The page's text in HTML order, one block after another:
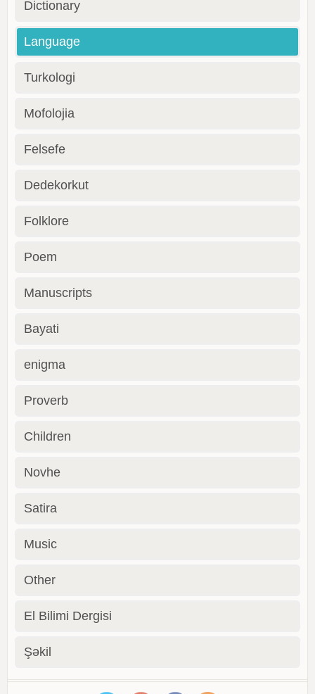
Dictionary
Language
Turkologi
Mofolojia
Felsefe
Dedekorkut
Folklore
Poem
Manuscripts
Bayati
enigma
Proverb
Children
Novhe
Satira
Music
Other
El Bilimi Dergisi
Şəkil